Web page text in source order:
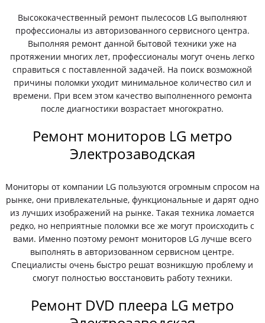
Высококачественный ремонт пылесосов LG выполняют
профессионалы из авторизованного сервисного центра.
Выполняя ремонт данной бытовой техники уже на
протяжении многих лет, профессионалы могут очень легко
справиться с поставленной задачей. На поиск возможной
причины поломки уходит минимальное количество сил и
времени. При всем этом качество выполненного ремонта
после диагностики возрастает многократно.
Ремонт мониторов LG метро
Электрозаводская
Мониторы от компании LG пользуются огромным спросом на
рынке, они привлекательные, функциональные и дарят одно
из лучших изображений на рынке. Такая техника ломается
редко, но неприятные поломки все же могут происходить с
вами. Именно поэтому ремонт мониторов LG лучше всего
выполнять в авторизованном сервисном центре.
Специалисты очень быстро решат возникшую проблему и
смогут полностью восстановить работу техники.
Ремонт DVD плеера LG метро